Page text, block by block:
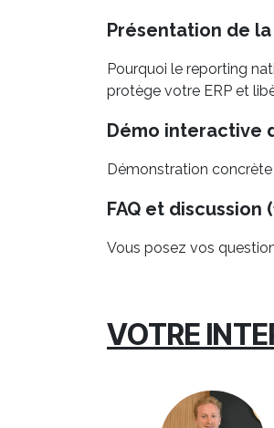
Présentation de
Pourquoi le reporting
protège votre ERP et
Démo interactive
Démonstration
FAQ et discussion
Vous posez vos
VOTRE